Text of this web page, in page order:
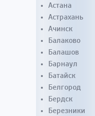
Астана
Астрахань
Ачинск
Балаково
Балашов
Барнаул
Батайск
Белгород
Бердск
Березники